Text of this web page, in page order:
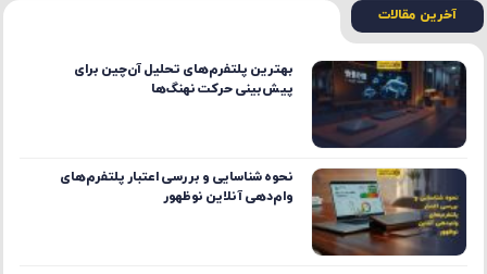
آخرین مقالات
بهترین پلتفرم‌های تحلیل آن‌چین برای
پیش‌بینی حرکت نهنگ‌ها
نحوه شناسایی و بررسی اعتبار پلتفرم‌های
وام‌دهی آنلاین نوظهور